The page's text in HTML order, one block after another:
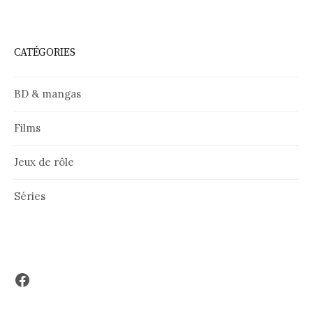
CATÉGORIES
BD & mangas
Films
Jeux de rôle
Séries
Facebook